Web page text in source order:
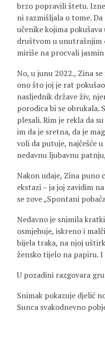
brzo popravili štetu.
ni razmišljala o tome.
učenike kojima
društvom u unutrašnjim
miriše na procvali
No, u junu 2022., Zina
ono što joj je rat
nasljednik države živ,
porodica bi se obrukala.
plesali. Rim je rekla da
im da je sretna, da je
voli da putuje, najčešće
nedavnu ljubavnu
Nakon udaje, Zina puno
ekstazi – ja joj zavidim
se zove „Spontani
Nedavno je snimila
osmjehuje, iskreno i
bijela traka, na njoj
žensko tijelo na papiru. I
U pozadini razgovara
Snimak pokazuje djelić
Sunca svakodnevno